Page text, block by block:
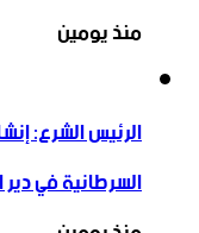
منذ يومين
الرئيس الشرع:
السرطانية في دير